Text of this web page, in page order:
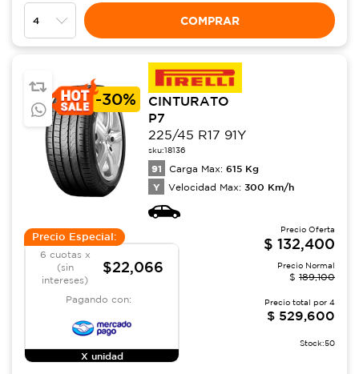
COMPRAR
-30%
CINTURATO
P7
225/45 R17 91Y
sku:18136
91 Carga Max: 615 Kg
Y Velocidad Max: 300 Km/h
Precio Especial:
6 cuotas x
(sin
intereses)
$22,066
Pagando con:
X unidad
Precio Oferta
$ 132,400
Precio Normal
$ 189,100
Precio total por 4
$ 529,600
Stock:50